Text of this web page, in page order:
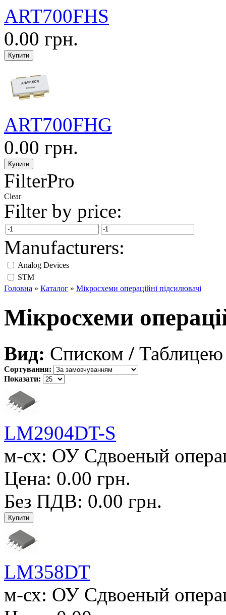
ART700FHS
0.00 грн.
ART700FHG
0.00 грн.
FilterPro
Clear
Filter by price:
Manufacturers:
Analog Devices
STM
Головна » Каталог » Мікросхеми операційні підсилювачі
Мікросхеми
Вид: Списком / Таблицею
Сортування:
Показати:
LM2904DT-S
м-сх: ОУ Сдвоеный
Цена: 0.00 грн.
Без ПДВ: 0.00 грн.
LM358DT
м-сх: ОУ Сдвоеный